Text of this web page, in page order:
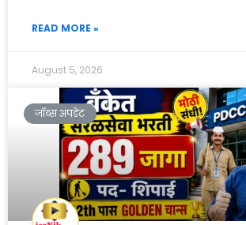
READ MORE »
August 5, 2026
जॉब्स अपडेट